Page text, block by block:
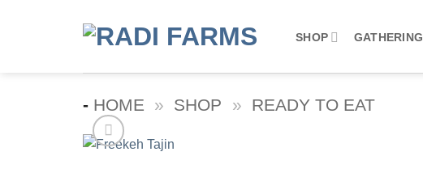
SHOP GATHERING
- HOME » SHOP » READY TO EAT